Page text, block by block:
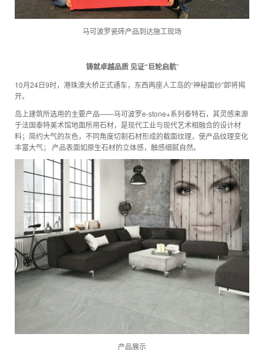
马可波罗瓷砖产品到达施工现场
铸就卓越品质 见证“巨轮启航”
10月24日9时，港珠澳大桥正式通车，东西两座人工岛的“神秘面纱”即将揭
开。
岛上建筑所选用的主要产品——马可波罗e-stone+系列泰特石，其灵感来源
于法国泰特美术馆地面所用石材，是现代工业与现代艺术相融合的设计材
料；简约大气的灰色，不同角度切割石材形成的截面纹理，使产品纹理变化
丰富大气； 产品表面如原生石材的立体感，触感细腻自然。
产品展示